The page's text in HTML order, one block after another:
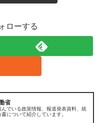
ローする
省
でいる政策情報、報道発表資料、統
について紹介しています。